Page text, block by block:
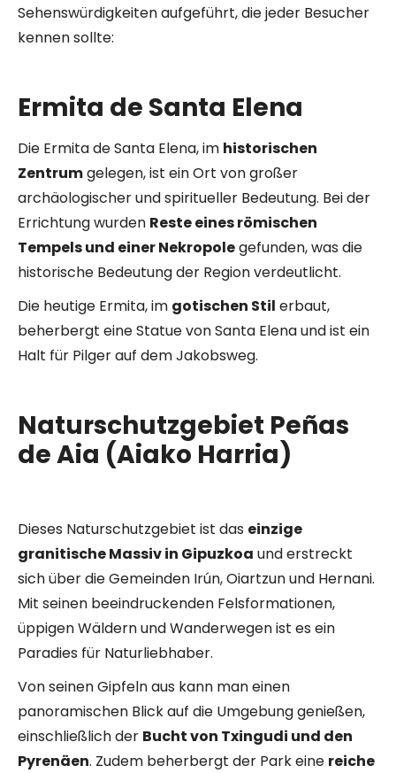
Sehenswürdigkeiten aufgeführt, die jeder Besucher
kennen sollte:
Ermita de Santa Elena
Die Ermita de Santa Elena, im historischen
Zentrumgelegen, ist ein Ort von großer
archäologischer und spiritueller Bedeutung. Bei der
Errichtung wurden Reste eines römischen
Tempels und einer Nekropolegefunden, was die
historische Bedeutung der Region verdeutlicht.
Die heutige Ermita, im gotischen Stil erbaut,
beherbergt eine Statue von Santa Elena und ist ein
Halt für Pilger auf dem Jakobsweg.
Naturschutzgebiet Peñas
de Aia (Aiako Harria)
Dieses Naturschutzgebiet ist das einzige
granitische Massiv in Gipuzkoa und erstreckt
sich über die Gemeinden Irún, Oiartzun und Hernani.
Mit seinen beeindruckenden Felsformationen,
üppigen Wäldern und Wanderwegen ist es ein
Paradies für Naturliebhaber.
Von seinen Gipfeln aus kann man einen
panoramischen Blick auf die Umgebung genießen,
einschließlich der Bucht von Txingudi und den
Pyrenäen. Zudem beherbergt der Park eine reiche